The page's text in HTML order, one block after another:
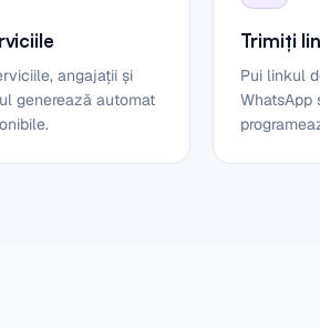
angajații și
generează automat
Trimiți
Pui linkul
WhatsApp